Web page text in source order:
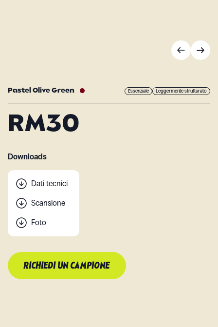
Pastel Olive Green Essenziale Leggermente strutturato
RM30
Downloads
Dati tecnici
Scansione
Foto
RICHIEDI UN CAMPIONE